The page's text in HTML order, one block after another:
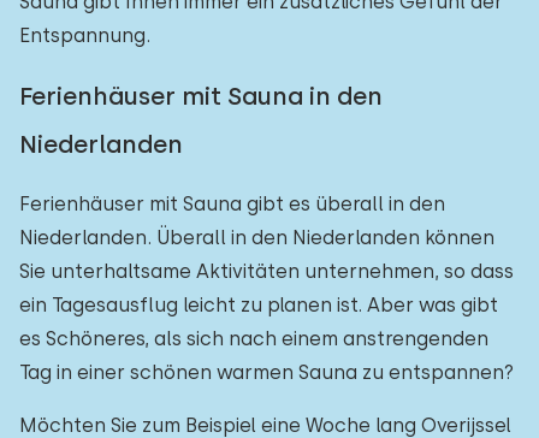
Entspannung.
Ferienhäuser mit Sauna in den
Niederlanden
Ferienhäuser mit Sauna gibt es überall in den
Niederlanden. Überall in den Niederlanden können
Sie unterhaltsame Aktivitäten unternehmen, so dass
ein Tagesausflug leicht zu planen ist. Aber was gibt
es Schöneres, als sich nach einem anstrengenden
Tag in einer schönen warmen Sauna zu entspannen?
Möchten Sie zum Beispiel eine Woche lang Overijssel